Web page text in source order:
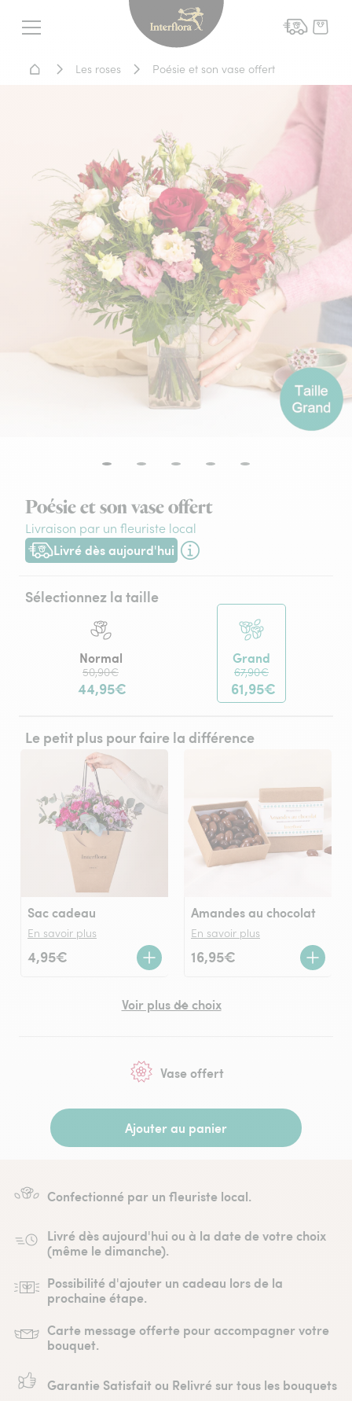
Menu
Interflora - livraison
Accueil - Livraison fleurs
Les roses Poésie et son vase offert
Poésie et son vase offert
Livraison par un fleuriste local
Livré dès aujourd'hui
Livraison dès aujourd'hui (pour toute commande passée
Sélectionnez la taille
Normal
50,90€
44,95€
Grand
67,90€
61,95€
Le petit plus pour faire la différence
Sac cadeau
En savoir plus
4,95€
Amandes au chocolat
En savoir plus
16,95€
Voir plus de choix
Vase offert
Ajouter au panier
Confectionné par un fleuriste local.
Livré dès aujourd'hui ou à la date de votre choix
(même le dimanche).
Possibilité d'ajouter un cadeau lors de la
prochaine étape.
Carte message offerte pour accompagner votre
bouquet.
Garantie Satisfait ou Relivré sur tous les bouquets